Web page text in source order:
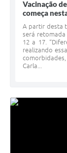
Vacinação
começa
A partir desta
será retomada
12 a 17.
realizando
Carla...